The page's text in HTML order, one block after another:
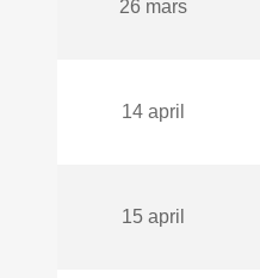
26 mars
14 april
15 april